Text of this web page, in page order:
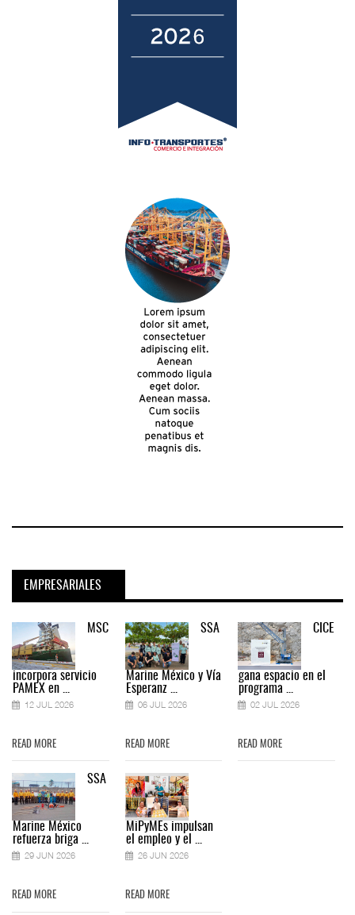
EMPRESARIALES
MSC
incorpora servicio
PAMEX en ...
12 JUL 2026
READ MORE
SSA
Marine México
refuerza briga ...
29 JUN 2026
READ MORE
SSA
Marine México y Vía
Esperanz ...
06 JUL 2026
READ MORE
MiPyMEs impulsan
el empleo y el ...
26 JUN 2026
READ MORE
CICE
gana espacio en el
programa ...
02 JUL 2026
READ MORE